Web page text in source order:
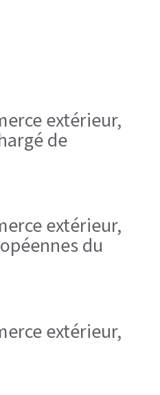
extérieur,
de
extérieur,
du
extérieur,